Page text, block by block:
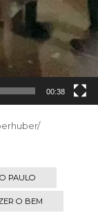
00:38
PAULO
O BEM